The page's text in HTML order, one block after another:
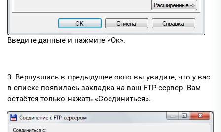
Введите данные и нажмите «Ок».
3. Вернувшись в предыдущее окно вы увидите, что у вас
в списке появилась закладка на ваш FTP-сервер. Вам
остаётся только нажать «Соединиться».